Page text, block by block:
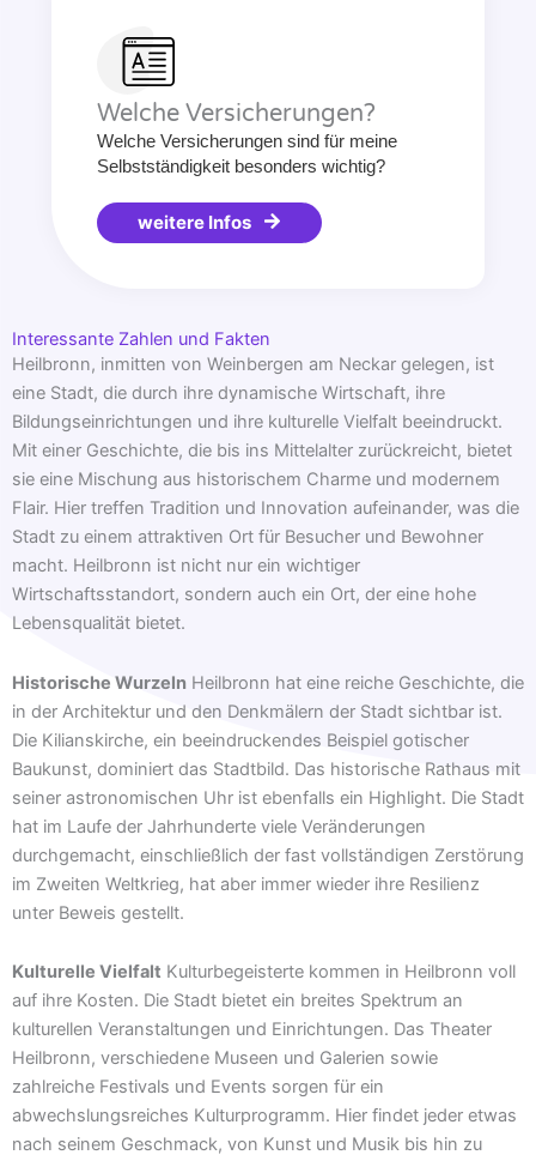
Welche Versicherungen?
Welche Versicherungen sind für meine
Selbstständigkeit besonders wichtig?
weitere Infos
Interessante Zahlen und Fakten
Heilbronn, inmitten von Weinbergen am Neckar gelegen, ist
eine Stadt, die durch ihre dynamische Wirtschaft, ihre
Bildungseinrichtungen und ihre kulturelle Vielfalt beeindruckt.
Mit einer Geschichte, die bis ins Mittelalter zurückreicht, bietet
sie eine Mischung aus historischem Charme und modernem
Flair. Hier treffen Tradition und Innovation aufeinander, was die
Stadt zu einem attraktiven Ort für Besucher und Bewohner
macht. Heilbronn ist nicht nur ein wichtiger
Wirtschaftsstandort, sondern auch ein Ort, der eine hohe
Lebensqualität bietet.
Historische Wurzeln Heilbronn hat eine reiche Geschichte, die
in der Architektur und den Denkmälern der Stadt sichtbar ist.
Die Kilianskirche, ein beeindruckendes Beispiel gotischer
Baukunst, dominiert das Stadtbild. Das historische Rathaus mit
seiner astronomischen Uhr ist ebenfalls ein Highlight. Die Stadt
hat im Laufe der Jahrhunderte viele Veränderungen
durchgemacht, einschließlich der fast vollständigen Zerstörung
im Zweiten Weltkrieg, hat aber immer wieder ihre Resilienz
unter Beweis gestellt.
Kulturelle Vielfalt Kulturbegeisterte kommen in Heilbronn voll
auf ihre Kosten. Die Stadt bietet ein breites Spektrum an
kulturellen Veranstaltungen und Einrichtungen. Das Theater
Heilbronn, verschiedene Museen und Galerien sowie
zahlreiche Festivals und Events sorgen für ein
abwechslungsreiches Kulturprogramm. Hier findet jeder etwas
nach seinem Geschmack, von Kunst und Musik bis hin zu